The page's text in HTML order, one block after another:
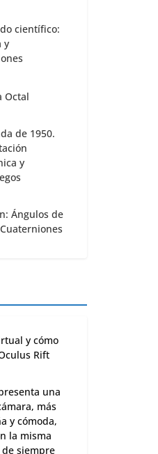
científico:
y
Octal
de 1950.
y
Ángulos de
y cómo
Rift
una
más
y cómoda,
la misma
siempre